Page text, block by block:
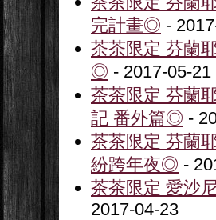
完計畫◎ -
茶茶限定 芬蘭
◎ - 2017-05-21
茶茶限定 芬蘭
記 番外篇◎ -
茶茶限定 芬蘭
紛跨年夜◎ -
茶茶限定 愛沙
2017-04-23